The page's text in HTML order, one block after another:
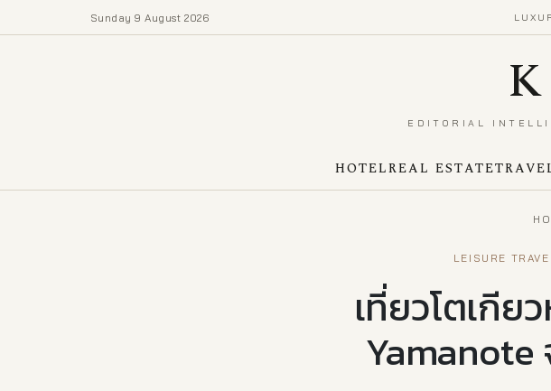
Sunday 9 August 2026
EDITORIAL
HOTELREAL ESTATE
LEISURE
เที่ยวโตเกี
Yamanote